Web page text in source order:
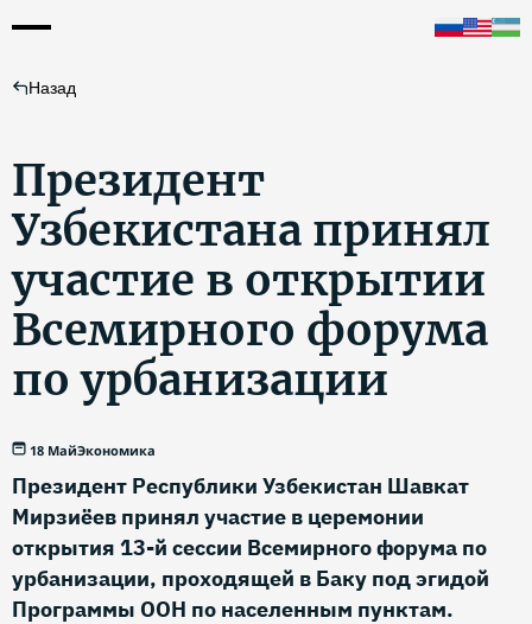
Назад
Президент
Узбекистана принял
участие в открытии
Всемирного форума
по урбанизации
18 МайЭкономика
Президент Республики Узбекистан Шавкат
Мирзиёев принял участие в церемонии
открытия 13-й сессии Всемирного форума по
урбанизации, проходящей в Баку под эгидой
Программы ООН по населенным пунктам.